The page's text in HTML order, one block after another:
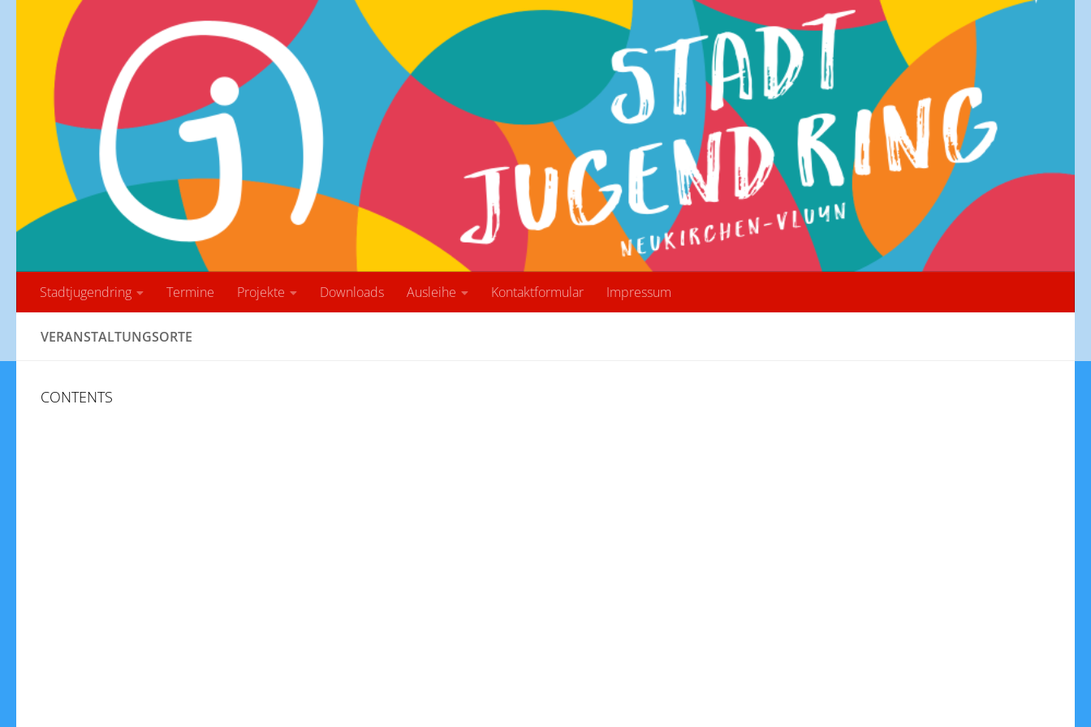
Zum Inhalt springen
Stadtjugendring Termine Projekte Downloads Ausleihe Kontaktformular Impressum
VERANSTALTUNGSORTE
CONTENTS